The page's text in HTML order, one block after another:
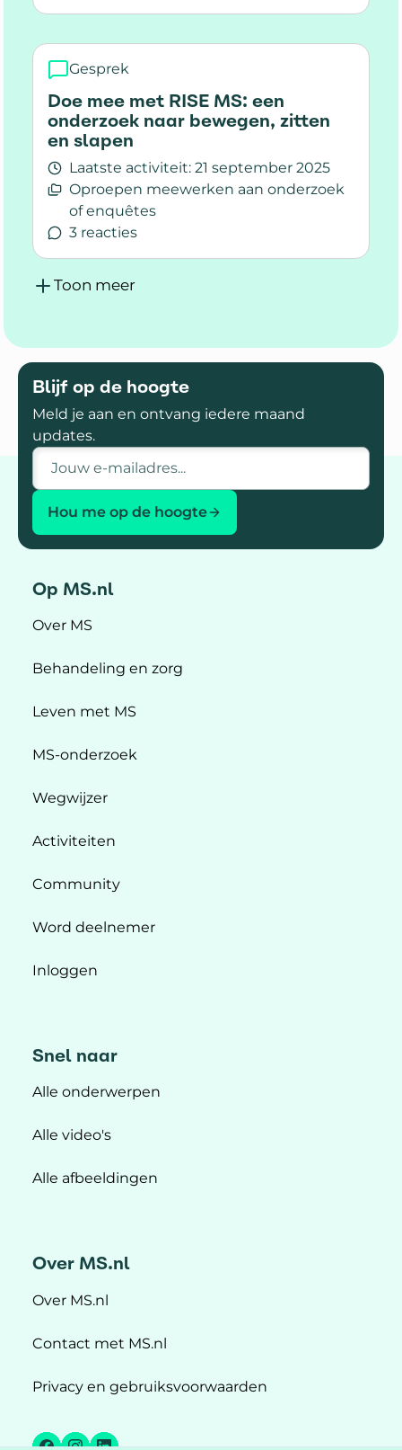
Lees meer over Persoonlijke MS gesprekken
Gesprek
Doe mee met RISE MS: een
onderzoek naar bewegen, zitten
en slapen
Laatste activiteit: 21 september 2025
Oproepen meewerken aan onderzoek
of enquêtes
3 reacties
Lees meer over Doe mee met RISE MS: een
Toon meer
Blijf op de hoogte
Meld je aan en ontvang iedere maand
updates.
E-mailadres
Hou me op de hoogte
Op MS.nl
Over MS
Behandeling en zorg
Leven met MS
MS-onderzoek
Wegwijzer
Activiteiten
Community
Word deelnemer
Inloggen
Snel naar
Alle onderwerpen
Alle video's
Alle afbeeldingen
Over MS.nl
Over MS.nl
Contact met MS.nl
Privacy en gebruiksvoorwaarden
Facebook
Instagram
LinkedIn